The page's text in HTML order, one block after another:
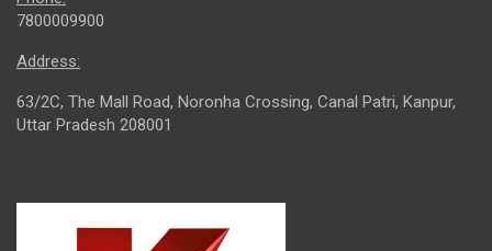
7800009900
Address:
63/2C, The Mall Road, Noronha Crossing, Canal Patri, Kanpur,
Uttar Pradesh 208001